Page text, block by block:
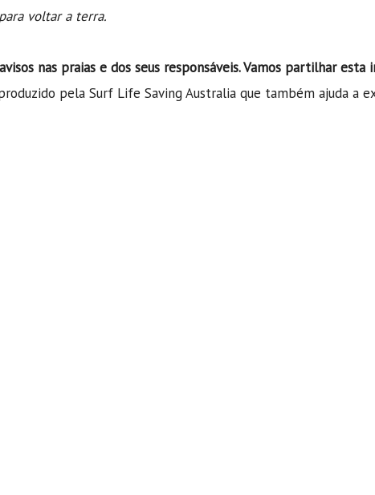
voltar a terra.
nas praias e dos seus responsáveis. Vamos partilhar
pela Surf Life Saving Australia que também ajuda a